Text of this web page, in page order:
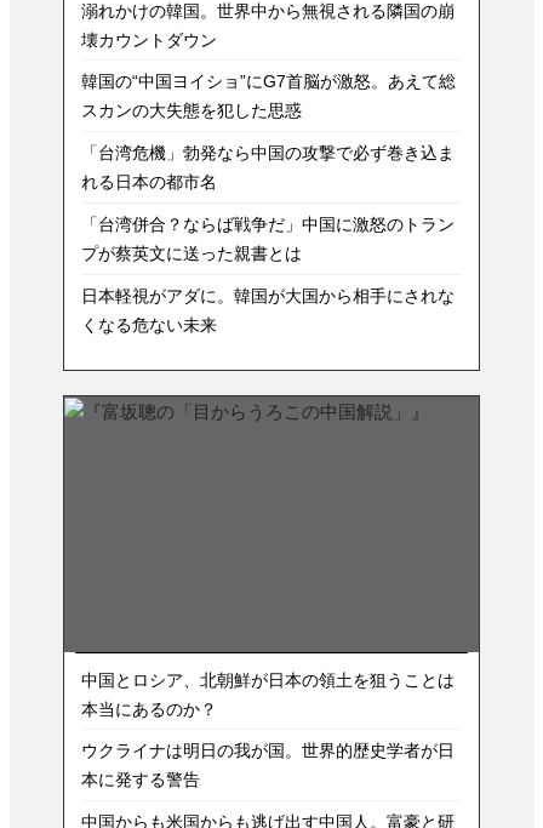
溺れかけの韓国。世界中から無視される隣国の崩
壊カウントダウン
韓国の“中国ヨイショ”にG7首脳が激怒。あえて総
スカンの大失態を犯した思惑
「台湾危機」勃発なら中国の攻撃で必ず巻き込ま
れる日本の都市名
「台湾併合？ならば戦争だ」中国に激怒のトラン
プが蔡英文に送った親書とは
日本軽視がアダに。韓国が大国から相手にされな
くなる危ない未来
中国とロシア、北朝鮮が日本の領土を狙うことは
本当にあるのか？
ウクライナは明日の我が国。世界的歴史学者が日
本に発する警告
中国からも米国からも逃げ出す中国人。富豪と研